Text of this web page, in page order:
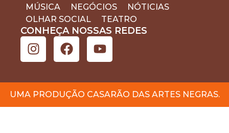
MÚSICA
NEGÓCIOS
NÓTICIAS
OLHAR SOCIAL
TEATRO
CONHEÇA NOSSAS REDES
UMA PRODUÇÃO CASARÃO DAS ARTES NEGRAS.